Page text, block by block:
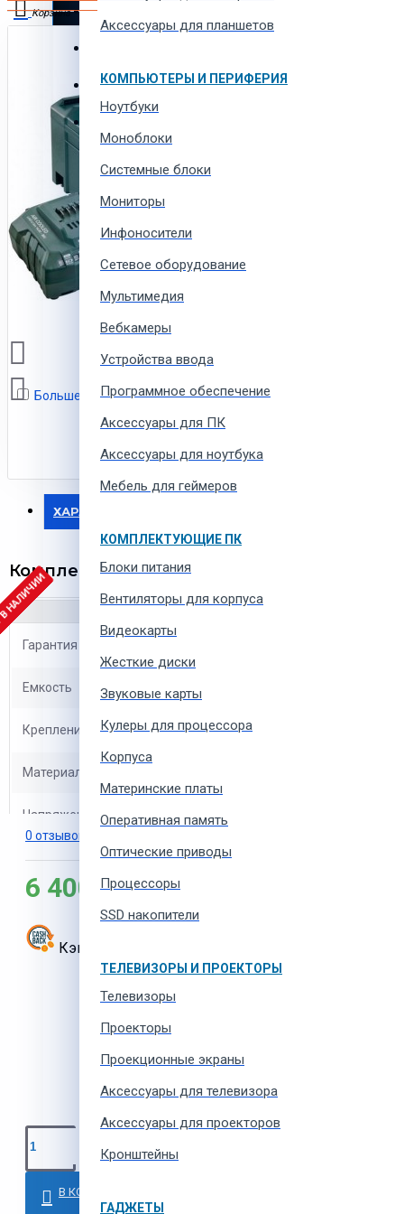
Больше не показывать это сообщение
Спорт товары, отдых и кемпинг
Корзина
В корзине пусто!
Аксессуары для планшетов
КОМПЬЮТЕРЫ И ПЕРИФЕРИЯ
Ноутбуки
Моноблоки
Системные блоки
Мониторы
Инфоносители
Сетевое оборудование
Мультимедия
Вебкамеры
Устройства ввода
Программное обеспечение
Аксессуары для ПК
Аксессуары для ноутбука
Мебель для геймеров
КОМПЛЕКТУЮЩИЕ ПК
Блоки питания
Вентиляторы для корпуса
Видеокарты
Жесткие диски
Звуковые карты
Кулеры для процессора
Корпуса
Материнские платы
Оперативная память
Оптические приводы
Процессоры
SSD накопители
ТЕЛЕВИЗОРЫ И ПРОЕКТОРЫ
Телевизоры
Проекторы
Проекционные экраны
Aксессуары для телевизора
Аксессуары для проекторов
Кронштейны
ГАДЖЕТЫ
ХАРАКТЕРИСТИКИ
Комплект аккумуляторов Metabo
Гарантия
Емкость 4, 5.5 Ач
Крепление слайдер
Материал
Напряжение 18 В
Производитель Metabo
Совместимость
Цвет
0 отзывов
6 400 MDL
Кэшбэк:
В КОРЗИНУ